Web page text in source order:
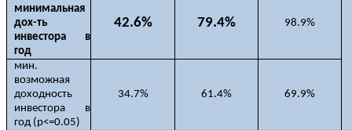
минимальная
дох-ть
инвестора в
год
42.6% 79.4% 98.9%
мин.
возможная
доходность
инвестора в
год (p<=0.05)
34.7% 61.4% 69.9%